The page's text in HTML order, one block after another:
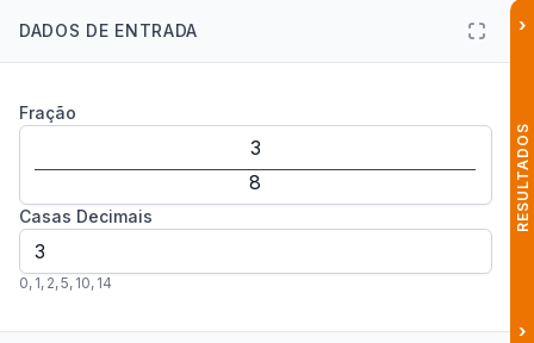
Visualizar Conversor de Fração
DADOS DE ENTRADA
Fração
Casas Decimais
0, 1, 2,5, 10, 14
›
RESULTADOS
›